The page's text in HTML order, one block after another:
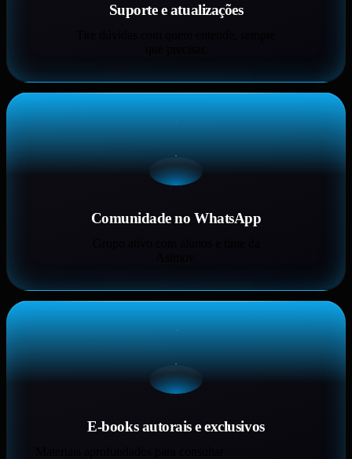
Suporte e atualizações
Comunidade no WhatsApp
E-books autorais e exclusivos